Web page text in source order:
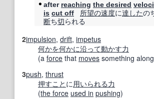
after reaching the desired
is cut off 所望の速度に達したの
断ち切られる
2impulsion, drift, impetus
何かを何かに沿って動かす力
(a force that moves something
3push, thrust
押すこと に用いられる力
(the force used in pushing)